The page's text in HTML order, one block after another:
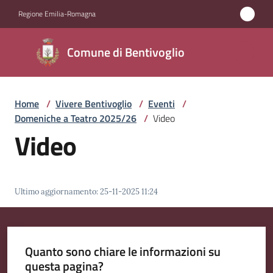
Regione Emilia-Romagna
Comune di Bentivoglio
Comune di
Bentivoglio
Amministrazione
Novità
Vivere
Bentivoglio
Home / Vivere Bentivoglio / Eventi /
Domeniche a Teatro 2025/26 / Video
Video
Ultimo aggiornamento:25-11-2025 11:24
Quanto sono chiare le informazioni su
questa pagina?